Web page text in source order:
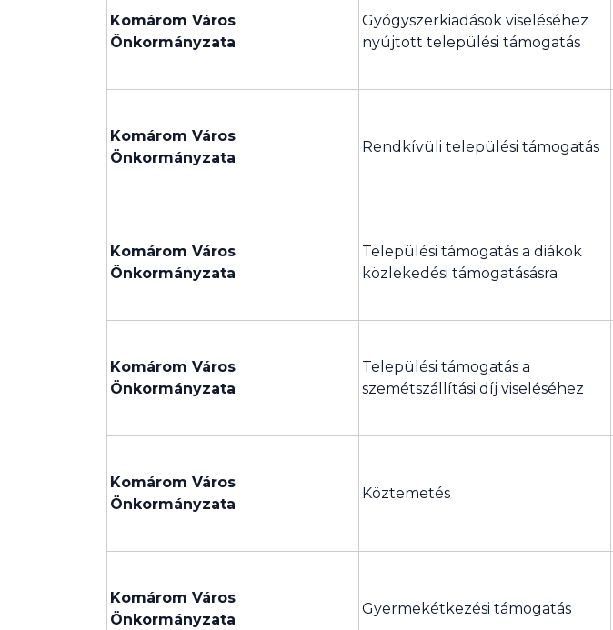
Komárom Város
Önkormányzata
Gyógyszerkiadások viseléséhez
nyújtott települési támogatás
Komárom Város
Önkormányzata
Rendkívüli települési támogatás
Komárom Város
Önkormányzata
Települési támogatás a diákok
közlekedési támogatásásra
Komárom Város
Önkormányzata
Települési támogatás a
szemétszállítási díj viseléséhez
Komárom Város
Önkormányzata
Köztemetés
Komárom Város
Önkormányzata
Gyermekétkezési támogatás